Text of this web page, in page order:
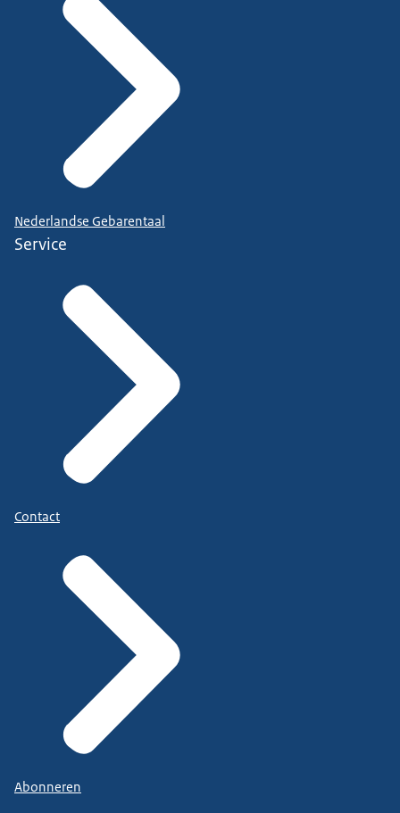
Nederlandse Gebarentaal
Service
Contact
Abonneren